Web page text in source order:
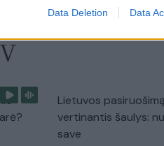
Data Deletion Data
Lietuvos
vertinantis šaulys:
save